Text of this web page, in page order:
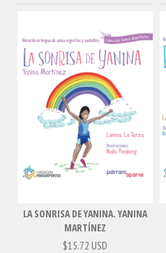
LA SONRISA DE YANINA. YANINA
MARTÍNEZ
$15.72 USD